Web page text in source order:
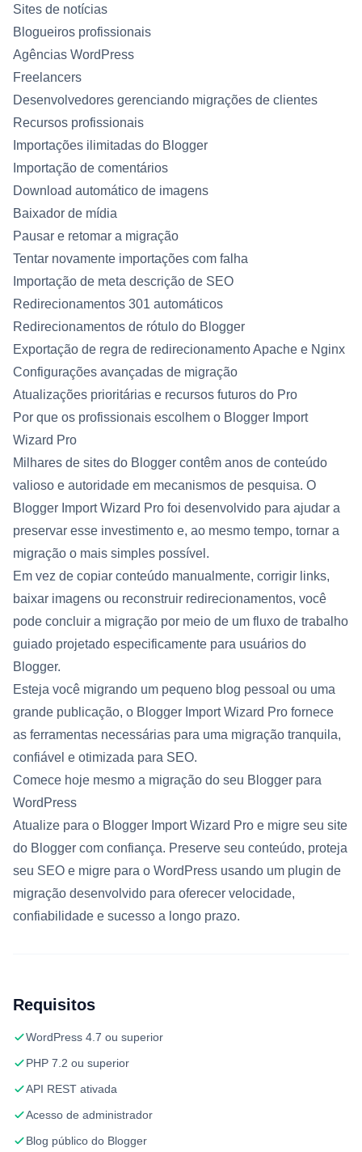
Sites de notícias
Blogueiros profissionais
Agências WordPress
Freelancers
Desenvolvedores gerenciando migrações de clientes
Recursos profissionais
Importações ilimitadas do Blogger
Importação de comentários
Download automático de imagens
Baixador de mídia
Pausar e retomar a migração
Tentar novamente importações com falha
Importação de meta descrição de SEO
Redirecionamentos 301 automáticos
Redirecionamentos de rótulo do Blogger
Exportação de regra de redirecionamento Apache e Nginx
Configurações avançadas de migração
Atualizações prioritárias e recursos futuros do Pro
Por que os profissionais escolhem o Blogger Import
Wizard Pro
Milhares de sites do Blogger contêm anos de conteúdo
valioso e autoridade em mecanismos de pesquisa. O
Blogger Import Wizard Pro foi desenvolvido para ajudar a
preservar esse investimento e, ao mesmo tempo, tornar a
migração o mais simples possível.
Em vez de copiar conteúdo manualmente, corrigir links,
baixar imagens ou reconstruir redirecionamentos, você
pode concluir a migração por meio de um fluxo de trabalho
guiado projetado especificamente para usuários do
Blogger.
Esteja você migrando um pequeno blog pessoal ou uma
grande publicação, o Blogger Import Wizard Pro fornece
as ferramentas necessárias para uma migração tranquila,
confiável e otimizada para SEO.
Comece hoje mesmo a migração do seu Blogger para
WordPress
Atualize para o Blogger Import Wizard Pro e migre seu site
do Blogger com confiança. Preserve seu conteúdo, proteja
seu SEO e migre para o WordPress usando um plugin de
migração desenvolvido para oferecer velocidade,
confiabilidade e sucesso a longo prazo.
Requisitos
WordPress 4.7 ou superior
PHP 7.2 ou superior
API REST ativada
Acesso de administrador
Blog público do Blogger